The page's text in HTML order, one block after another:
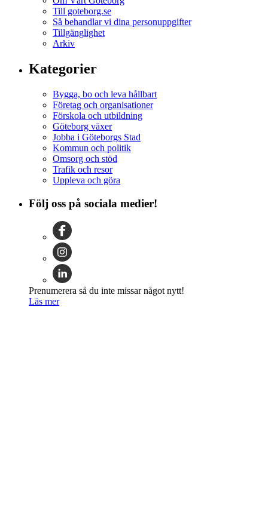
Till goteborg.se
Så behandlar vi dina personuppgifter
Tillgänglighet
Arkiv
Kategorier
Bygga, bo och leva hållbart
Företag och organisationer
Förskola och utbildning
Göteborg växer
Jobba i Göteborgs Stad
Kommun och politik
Omsorg och stöd
Trafik och resor
Uppleva och göra
Följ oss på sociala medier!
Prenumerera så du inte missar något nytt!
Läs mer